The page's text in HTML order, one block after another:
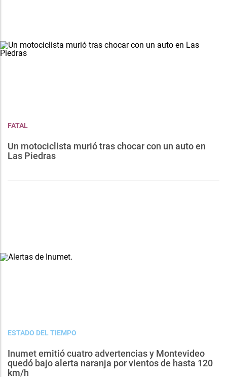
FATAL
Un motociclista murió tras chocar con un auto en
Las Piedras
ESTADO DEL TIEMPO
Inumet emitió cuatro advertencias y Montevideo
quedó bajo alerta naranja por vientos de hasta 120
km/h